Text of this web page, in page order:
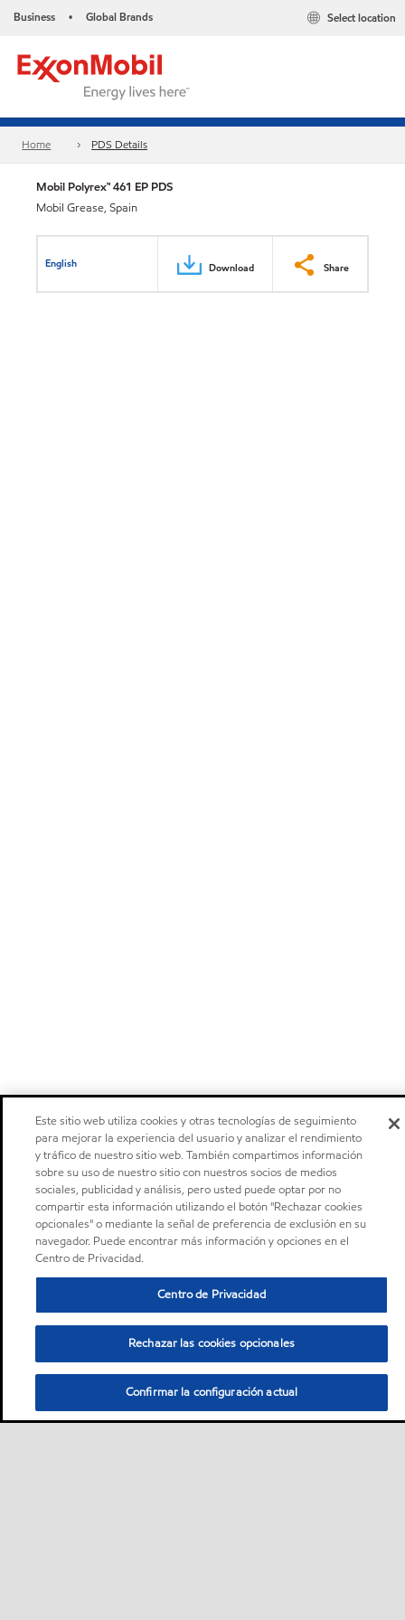
Business • Global Brands Select location
Home PDS Details
Mobil Polyrex™ 461 EP PDS
Mobil Grease, Spain
English Download Share
Este sitio web utiliza cookies y otras tecnologías de seguimiento
para mejorar la experiencia del usuario y analizar el rendimiento
y tráfico de nuestro sitio web. También compartimos información
sobre su uso de nuestro sitio con nuestros socios de medios
sociales, publicidad y análisis, pero usted puede optar por no
compartir esta información utilizando el botón "Rechazar cookies
opcionales" o mediante la señal de preferencia de exclusión en su
navegador. Puede encontrar más información y opciones en el
Centro de Privacidad.
Centro de Privacidad
Rechazar las cookies opcionales
Confirmar la configuración actual